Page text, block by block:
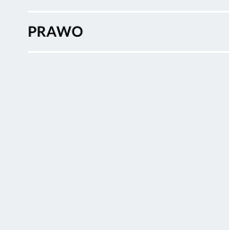
PRAWO